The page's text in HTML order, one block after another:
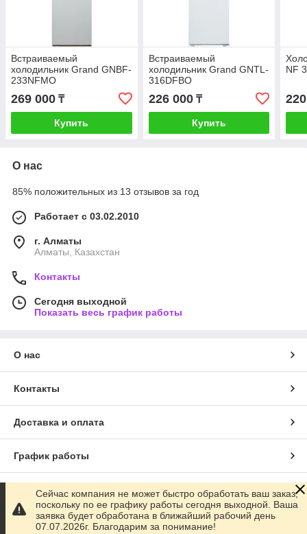
Встраиваемый
холодильник Grand GNBF-
233NFMO
269 000 ₸
Купить
Встраиваемый
холодильник Grand GNTL-
316DFBO
226 000₸
Купить
NF
О нас
85% положительных из 13 отзывов за год
Работает с 03.02.2010
г. Алматы
Алматы, Казахстан
Контакты
Сегодня выходной
Показать весь график работы
О нас
Контакты
Доставка и оплата
График работы
Полная версия сайта
Сайт создан на маркетплейсе Satu.kz
Сейчас компания не может быстро обработать ваш заказ,
поскольку по ее графику работы сегодня выходной. Ваша
заявка будет обработана в ближайший рабочий день
07.07.2026г. Благодарим за понимание!